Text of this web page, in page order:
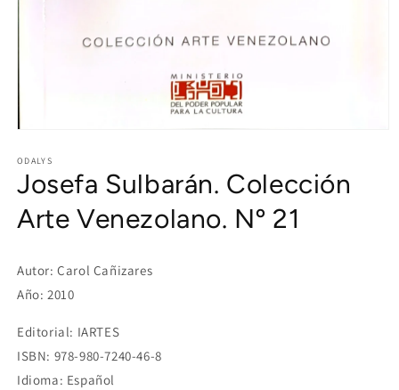
1
modal
ODALYS
Josefa Sulbarán. Colección
Arte Venezolano. Nº 21
Autor: Carol Cañizares
Año: 2010
Editorial: IARTES
ISBN: 978-980-7240-46-8
Idioma: Español